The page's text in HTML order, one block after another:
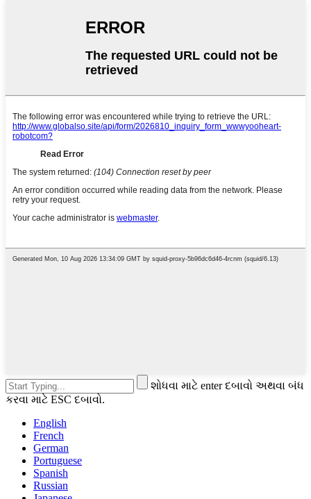
શોધવા માટે enter દબાવો અથવા બંધ
કરવા માટે ESC દબાવો.
English
French
German
Portuguese
Spanish
Russian